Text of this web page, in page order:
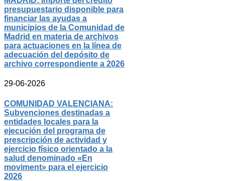
presupuestario disponible para
financiar las ayudas a
municipios de la Comunidad de
Madrid en materia de archivos
para actuaciones en la línea de
adecuación del depósito de
archivo correspondiente a 2026
29-06-2026
COMUNIDAD VALENCIANA:
Subvenciones destinadas a
entidades locales para la
ejecución del programa de
prescripción de actividad y
ejercicio físico orientado a la
salud denominado «En
moviment» para el ejercicio
2026